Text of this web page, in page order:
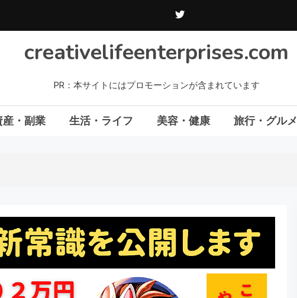
creativelifeenterprises.com
PR：本サイトにはプロモーションが含まれています
産・副業 生活・ライフ 美容・健康 旅行・グルメ